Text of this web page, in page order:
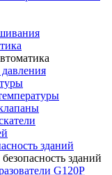
зданий
зданий
G120P